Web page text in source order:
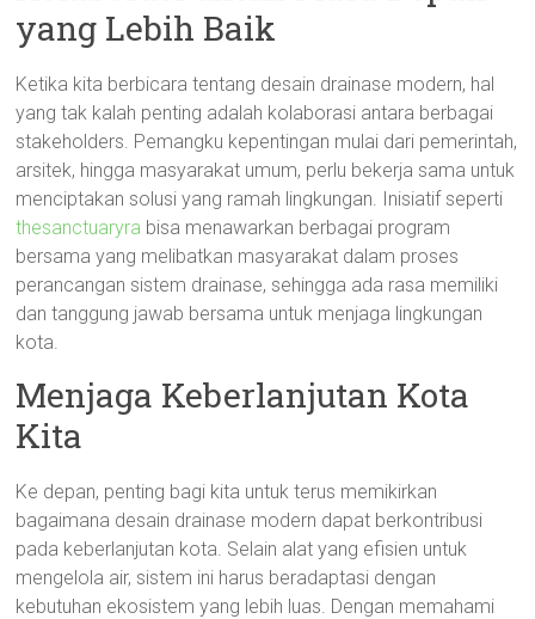
yang Lebih Baik
Ketika kita berbicara tentang desain drainase modern, hal
yang tak kalah penting adalah kolaborasi antara berbagai
stakeholders. Pemangku kepentingan mulai dari pemerintah,
arsitek, hingga masyarakat umum, perlu bekerja sama untuk
menciptakan solusi yang ramah lingkungan. Inisiatif seperti
thesanctuaryra bisa menawarkan berbagai program
bersama yang melibatkan masyarakat dalam proses
perancangan sistem drainase, sehingga ada rasa memiliki
dan tanggung jawab bersama untuk menjaga lingkungan
kota.
Menjaga Keberlanjutan Kota
Kita
Ke depan, penting bagi kita untuk terus memikirkan
bagaimana desain drainase modern dapat berkontribusi
pada keberlanjutan kota. Selain alat yang efisien untuk
mengelola air, sistem ini harus beradaptasi dengan
kebutuhan ekosistem yang lebih luas. Dengan memahami